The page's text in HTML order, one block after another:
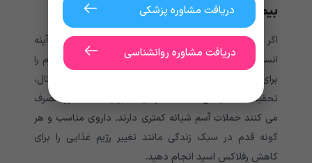
بیماری های زمینه ای را درمان کنید.
اگر از یک بیماری زمینه ای مانند GERD، رینیت آلرژیک یا آپنه
انسدادی خواب رنج می برید، مطمئن شوید که اقدامات لازم را
برای درمان و کنترل آن انجام می دهید. به عنوان مثال،
تحقیقات نشان می دهد که افرادی که برای GERD دارو مصرف
می کنند حملات آسم شبانه کمتری دارند. داروی مناسب و هر
گونه قدم در سبک زندگی مانند تغییر رژیم غذایی را برای
کاهش رفلاکس اسید انجام دهید.
دریافت مشاوره پزشکی
دریافت مشاوره روانشناسی